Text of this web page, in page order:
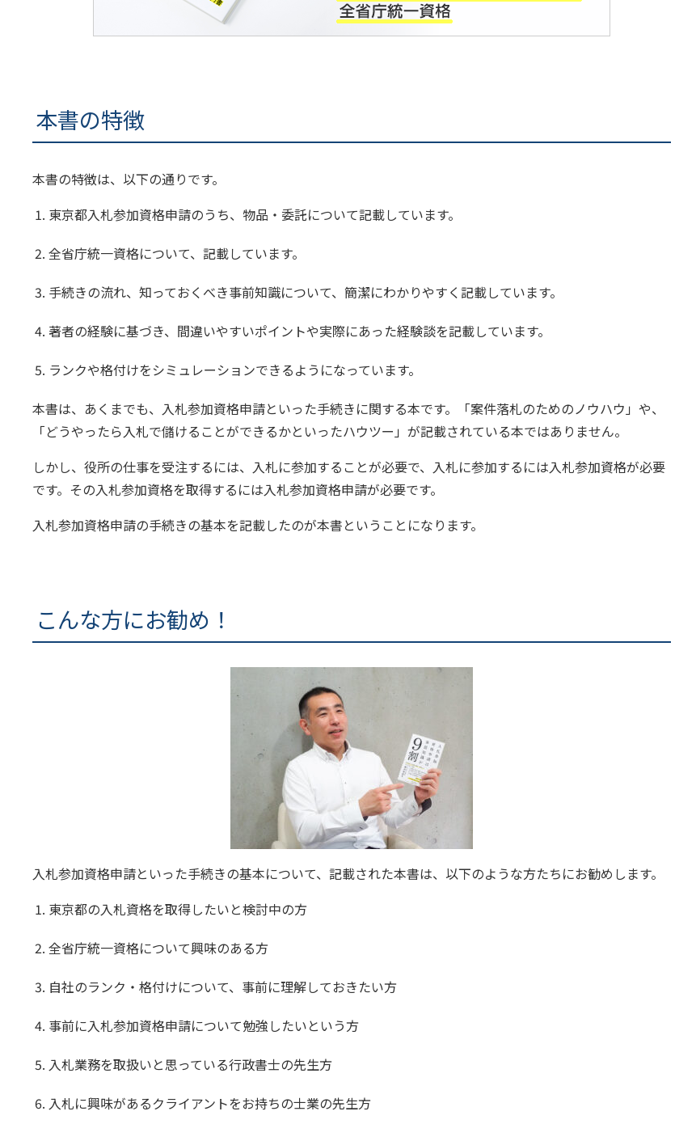
本書の特徴
本書の特徴は、以下の通りです。
東京都入札参加資格申請のうち、物品・委託について記載しています。
全省庁統一資格について、記載しています。
手続きの流れ、知っておくべき事前知識について、簡潔にわかりやすく記載しています。
著者の経験に基づき、間違いやすいポイントや実際にあった経験談を記載しています。
ランクや格付けをシミュレーションできるようになっています。
本書は、あくまでも、入札参加資格申請といった手続きに関する本です。「案件落札のためのノウハウ」や、
「どうやったら入札で儲けることができるかといったハウツー」が記載されている本ではありません。
しかし、役所の仕事を受注するには、入札に参加することが必要で、入札に参加するには入札参加資格が必要
です。その入札参加資格を取得するには入札参加資格申請が必要です。
入札参加資格申請の手続きの基本を記載したのが本書ということになります。
こんな方にお勧め！
入札参加資格申請といった手続きの基本について、記載された本書は、以下のような方たちにお勧めします。
東京都の入札資格を取得したいと検討中の方
全省庁統一資格について興味のある方
自社のランク・格付けについて、事前に理解しておきたい方
事前に入札参加資格申請について勉強したいという方
入札業務を取扱いと思っている行政書士の先生方
入札に興味があるクライアントをお持ちの士業の先生方